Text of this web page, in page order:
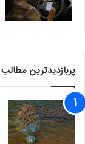
پربازدیدترین مطالب